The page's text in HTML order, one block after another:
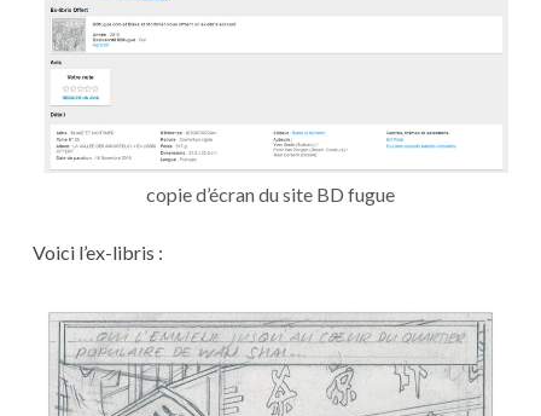
copie d’écran du site BD fugue
Voici l’ex-libris :